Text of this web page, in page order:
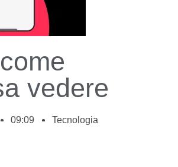
vedere
09:09 Tecnologia